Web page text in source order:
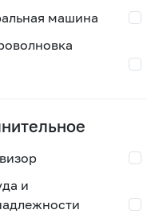
машина
и